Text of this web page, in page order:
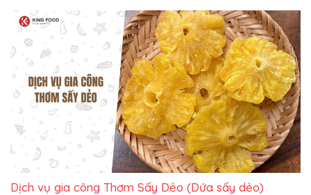
Dịch vụ gia công Thơm Sấy Dẻo (Dứa sấy dẻo)